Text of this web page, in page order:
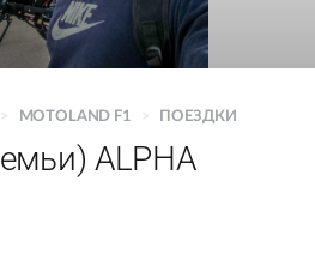
> MOTOLAND F1 > ПОЕЗДКИ
ALPHA